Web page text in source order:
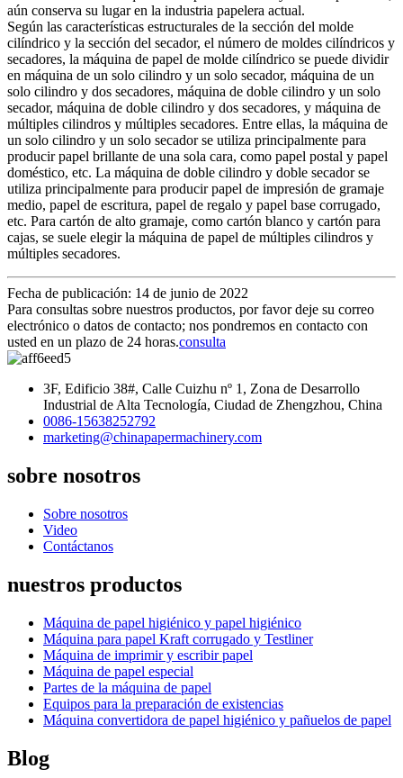
aún conserva su lugar en la industria papelera actual.
Según las características estructurales de la sección del molde
cilíndrico y la sección del secador, el número de moldes cilíndricos y
secadores, la máquina de papel de molde cilíndrico se puede dividir
en máquina de un solo cilindro y un solo secador, máquina de un
solo cilindro y dos secadores, máquina de doble cilindro y un solo
secador, máquina de doble cilindro y dos secadores, y máquina de
múltiples cilindros y múltiples secadores. Entre ellas, la máquina de
un solo cilindro y un solo secador se utiliza principalmente para
producir papel brillante de una sola cara, como papel postal y papel
doméstico, etc. La máquina de doble cilindro y doble secador se
utiliza principalmente para producir papel de impresión de gramaje
medio, papel de escritura, papel de regalo y papel base corrugado,
etc. Para cartón de alto gramaje, como cartón blanco y cartón para
cajas, se suele elegir la máquina de papel de múltiples cilindros y
múltiples secadores.
Fecha de publicación: 14 de junio de 2022
Para consultas sobre nuestros productos, por favor deje su correo
electrónico o datos de contacto; nos pondremos en contacto con
usted en un plazo de 24 horas.consulta
3F, Edificio 38#, Calle Cuizhu nº 1, Zona de Desarrollo
Industrial de Alta Tecnología, Ciudad de Zhengzhou, China
0086-15638252792
marketing@chinapapermachinery.com
sobre nosotros
Sobre nosotros
Video
Contáctanos
nuestros productos
Máquina de papel higiénico y papel higiénico
Máquina para papel Kraft corrugado y Testliner
Máquina de imprimir y escribir papel
Máquina de papel especial
Partes de la máquina de papel
Equipos para la preparación de existencias
Máquina convertidora de papel higiénico y pañuelos de papel
Blog